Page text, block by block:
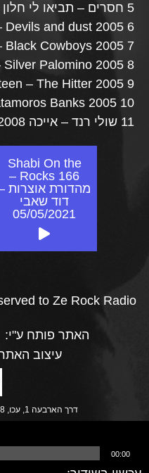
5 חסרים – תביאו לי חלון 2021
6 Bruce Springsteen – Devils and dust 2005
7 Bruce Springsteen – Black Cowboys 2005
8 Bruce Springsteen – Silver Palomino 2005
9 Bruce Springsteen – The Hitter 2005
10 Bruce Springsteen – Matamoros Banks 2005
11 שולי רנד – אייכה 2008
Shabi On the
Rocks 166 –
מהדורת אוצרות
דוד שאבי
05/05/2021
to Ze Rock Radio
האתר פותח ע"י:
עיצוב
דרך הארבעה 1, עכו, 052-3434878 |
00:00